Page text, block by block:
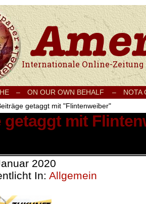
Internationale Onlinezeitung für Frieden,
– ON OUR OWN BEHALF –
NOTA
getaggt mit "Flintenweiber"
getaggt mit
2020
In: Allgemein